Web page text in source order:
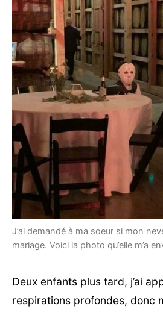
J’ai demandé à ma soeur si mon
mariage. Voici la photo qu’elle m’a
Deux enfants plus tard, j’ai
respirations profondes, donc